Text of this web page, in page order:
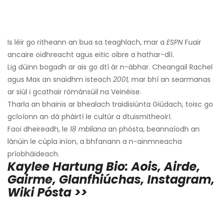
Is léir go ritheann an bua sa teaghlach, mar a ESPN Fuair ​​
ancaire oidhreacht agus eitic oibre a hathar-dlí.
Lig dúinn bogadh ar ais go dtí ár n-ábhar. Cheangail Rachel
agus Max an snaidhm isteach 2001, mar bhí an searmanas
ar siúl i gcathair rómánsúil na Veinéise.
Tharla an bhainis ar bhealach traidisiúnta Giúdach, toisc go
gcloíonn an dá pháirtí le cultúr a dtuismitheoirí.
Faoi dheireadh, le 18 mbliana an phósta, beannaíodh an
lánúin le cúpla iníon, a bhfanann a n-ainmneacha
príobháideach.
Kaylee Hartung Bio: Aois, Airde,
Gairme, Glanfhiúchas, Instagram,
Wiki Pósta >>